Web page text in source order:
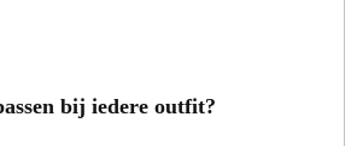
bij iedere outfit?